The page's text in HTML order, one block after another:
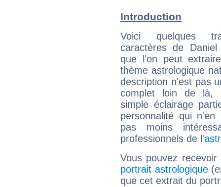
Introduction
Voici quelques
caractères de Daniel
que l'on peut
thème astrologique
description n'est pas
complet loin de là,
simple éclairage
personnalité qui n'en
pas moins
professionnels de l'
Vous pouvez
portrait astrologique
que cet extrait du